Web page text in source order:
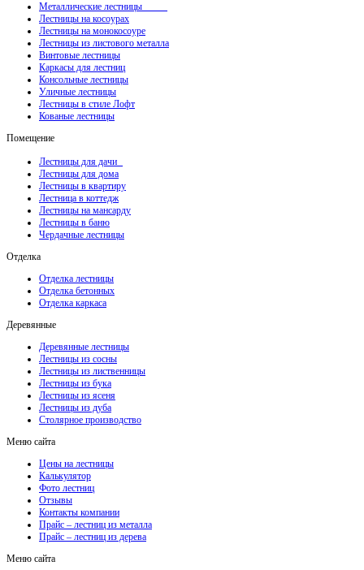
Металлические лестницы
Лестницы на косоурах
Лестницы на монокосоуре
Лестницы из листового металла
Винтовые лестницы
Каркасы для лестниц
Консольные лестницы
Уличные лестницы
Лестницы в стиле Лофт
Кованые лестницы
Помещение
Лестницы для дачи
Лестницы для дома
Лестницы в квартиру
Лестница в коттедж
Лестницы на мансарду
Лестницы в баню
Чердачные лестницы
Отделка
Отделка лестницы
Отделка бетонных
Отделка каркаса
Деревянные
Деревянные лестницы
Лестницы из сосны
Лестницы из лиственницы
Лестницы из бука
Лестницы из ясеня
Лестницы из дуба
Столярное производство
Меню сайта
Цены на лестницы
Калькулятор
Фото лестниц
Отзывы
Контакты компании
Прайс – лестниц из металла
Прайс – лестниц из дерева
Меню сайта